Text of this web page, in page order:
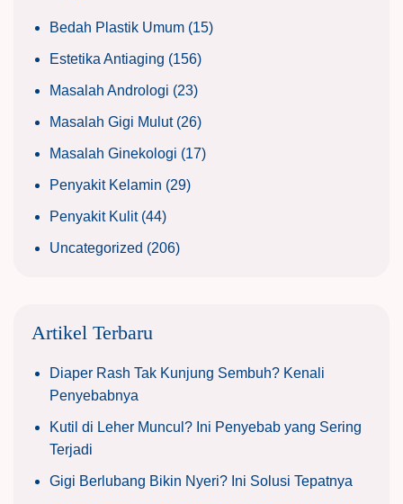
Bedah Plastik Umum (15)
Estetika Antiaging (156)
Masalah Andrologi (23)
Masalah Gigi Mulut(26)
Masalah Ginekologi (17)
Penyakit Kelamin (29)
Penyakit Kulit(44)
Uncategorized (206)
Artikel Terbaru
Diaper Rash Tak Kunjung Sembuh? Kenali
Penyebabnya
Kutil di Leher Muncul? Ini Penyebab yang Sering
Terjadi
Gigi Berlubang Bikin Nyeri? Ini Solusi Tepatnya